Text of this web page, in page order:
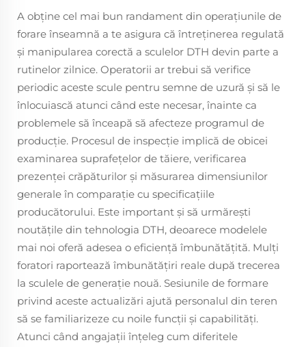
A obține cel mai bun randament din operațiunile de
forare înseamnă a te asigura că întreținerea regulată
și manipularea corectă a sculelor DTH devin parte a
rutinelor zilnice. Operatorii ar trebui să verifice
periodic aceste scule pentru semne de uzură și să le
înlocuiască atunci când este necesar, înainte ca
problemele să înceapă să afecteze programul de
producție. Procesul de inspecție implică de obicei
examinarea suprafețelor de tăiere, verificarea
prezenței crăpăturilor și măsurarea dimensiunilor
generale în comparație cu specificațiile
producătorului. Este important și să urmărești
noutățile din tehnologia DTH, deoarece modelele
mai noi oferă adesea o eficiență îmbunătățită. Mulți
foratori raportează îmbunătățiri reale după trecerea
la sculele de generație nouă. Sesiunile de formare
privind aceste actualizări ajută personalul din teren
să se familiarizeze cu noile funcții și capabilități.
Atunci când angajații înțeleg cum diferitele